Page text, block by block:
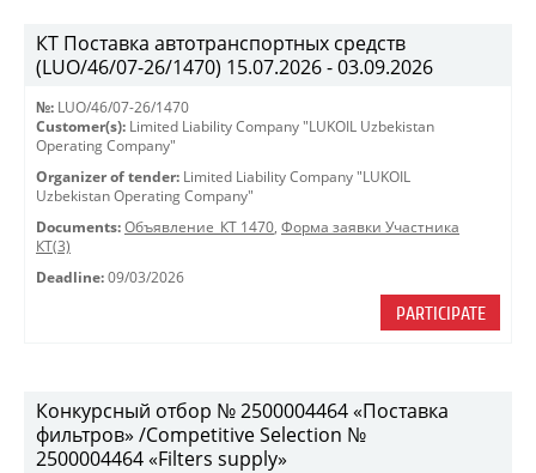
КТ Поставка автотранспортных средств
(LUO/46/07-26/1470) 15.07.2026 - 03.09.2026
№: LUO/46/07-26/1470
Customer(s): Limited Liability Company "LUKOIL Uzbekistan
Operating Company"
Organizer of tender: Limited Liability Company "LUKOIL
Uzbekistan Operating Company"
Documents: Объявление_КТ 1470, Форма заявки Участника
КТ(3)
Deadline: 09/03/2026
PARTICIPATE
Конкурсный отбор № 2500004464 «Поставка
фильтров» /Competitive Selection №
2500004464 «Filters supply»